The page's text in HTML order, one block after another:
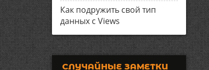
Как подружить свой тип
данных с Views
СЛУЧАЙНЫЕ ЗАМЕТКИ